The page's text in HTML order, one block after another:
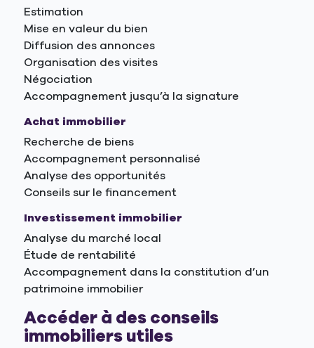
Estimation
Mise en valeur du bien
Diffusion des annonces
Organisation des visites
Négociation
Accompagnement jusqu’à la signature
Achat immobilier
Recherche de biens
Accompagnement personnalisé
Analyse des opportunités
Conseils sur le financement
Investissement immobilier
Analyse du marché local
Étude de rentabilité
Accompagnement dans la constitution d’un
patrimoine immobilier
Accéder à des conseils
immobiliers utiles